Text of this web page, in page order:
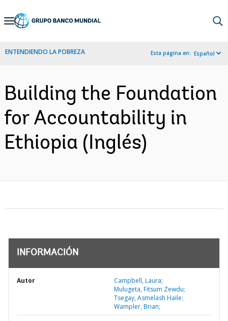
Skip
Navigation
ENTENDIENDO LA POBREZA Esta página en: Español
Building the Foundation
for Accountability in
Ethiopia (Inglés)
INFORMACIÓN
Autor
Campbell, Laura;
Mulugeta, Fitsum Zewdu;
Tsegay, Asmelash Haile;
Wampler, Brian;